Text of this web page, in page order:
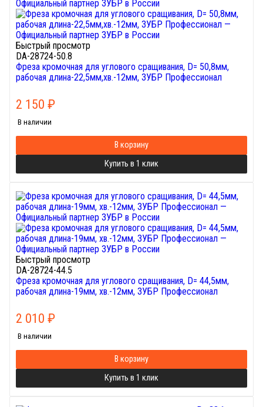
Быстрый просмотр
DA-28724-50.8
Фреза кромочная для углового сращивания, D= 50,8мм,
рабочая длина-22,5мм,хв.-12мм, ЗУБР Профессионал
2 150 ₽
В наличии
В корзину
Купить в 1 клик
Быстрый просмотр
DA-28724-44.5
Фреза кромочная для углового сращивания, D= 44,5мм,
рабочая длина-19мм, хв.-12мм, ЗУБР Профессионал
2 010 ₽
В наличии
В корзину
Купить в 1 клик